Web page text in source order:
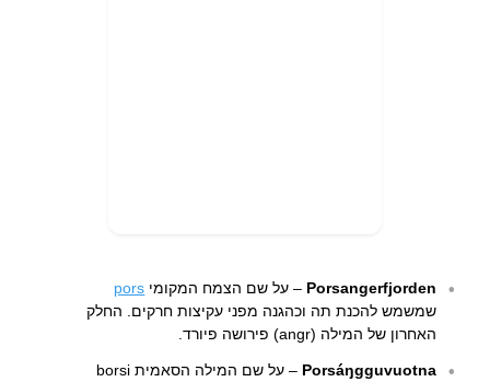
Porsangerfjorden – על שם הצמח המקומי pors
שמשמש להכנת תה וכהגנה מפני עקיצות חרקים. החלק
האחרון של המילה (angr) פירושה פיורד.
Porsáŋgguvuotna – על שם המילה הסאמית borsi